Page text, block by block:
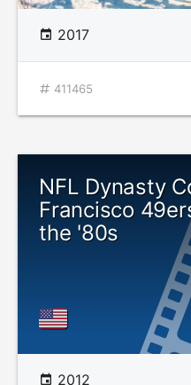
2017
411465
NFL Dynasty
Francisco
the '80s
2012